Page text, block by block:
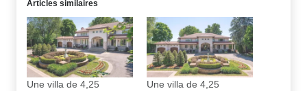
Articles similaires
Une villa de 4,25
Une villa de 4,25